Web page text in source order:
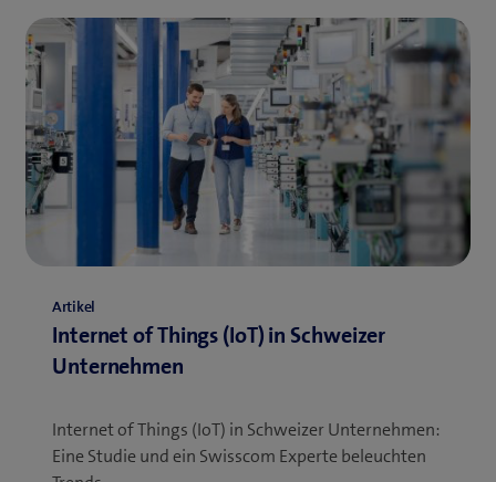
Artikel
Internet of Things (IoT) in Schweizer
Unternehmen
Internet of Things (IoT) in Schweizer Unternehmen:
Eine Studie und ein Swisscom Experte beleuchten